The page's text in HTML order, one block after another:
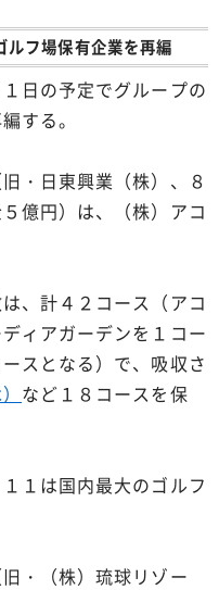
フ場保有企業を再編
日の予定でグループの
する。
・日東興業（株）、８
億円）は、（株）アコ
、計４２コース（アコ
ィアガーデンを１コー
スとなる）で、吸収さ
など１８コースを保
１は国内最大のゴルフ
・（株）琉球リゾー